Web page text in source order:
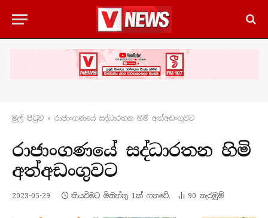
මුල් පිටු​ව » රාජාංගණයේ සද්ධාරතන හිමි අත්අඩංගුවට
රාජාංගණයේ සද්ධාරතන හිමි
අත්අඩංගුවට
2023-05-29 කියවීමට මිනිත්තු 1ක් ගතවේ. 90 නැරඹු​ම්